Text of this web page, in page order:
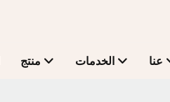
منتج الخدمات عنا